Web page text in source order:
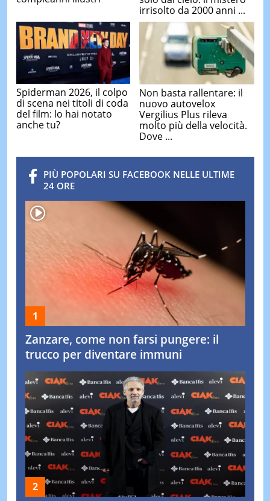
irrisolto da 2000 anni ...
Spiderman 2026, il colpo
di scena nei titoli di coda
del film: lo hai notato
anche tu?
Non basta rallentare: il
nuovo autovelox
Vergilius Plus rileva
molto più della velocità.
Dove ...
PIÙ POPOLARI SU FACEBOOK NELLE ULTIME
24 ORE
Zanzare, come non farsi pungere: il
trucco per diventare immuni